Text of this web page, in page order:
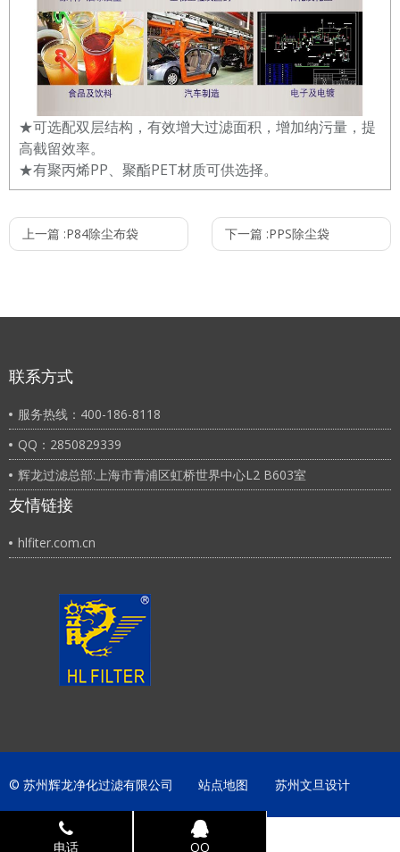
★可选配双层结构，有效增大过滤面积，增加纳污量，提
高截留效率。
★有聚丙烯PP、聚酯PET材质可供选择。
上一篇 :P84除尘布袋 下一篇 :PPS除尘袋
联系方式
服务热线：400-186-8118
QQ：2850829339
辉龙过滤总部:上海市青浦区虹桥世界中心L2 B603室
友情链接
hlfiter.com.cn
© 苏州辉龙净化过滤有限公司 站点地图 苏州文旦设计
电话 QQ